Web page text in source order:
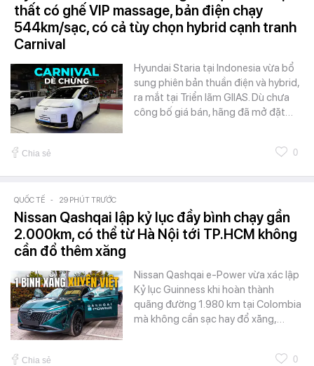
thất có ghế VIP massage, bản điện chạy
544km/sạc, có cả tùy chọn hybrid cạnh tranh
Carnival
Hyundai Staria tại Indonesia vừa bổ
sung phiên bản thuần điện và hybrid,
ra mắt tại Triển lãm GIIAS. Dù chưa
công bố giá bán, hãng đã mở đặt…
Chia sẻ 0
QUỐC TẾ - 29 PHÚT TRƯỚC
Nissan Qashqai lập kỷ lục đầy bình chạy gần
2.000km, có thể từ Hà Nội tới TP.HCM không
cần đổ thêm xăng
Nissan Qashqai e-Power vừa xác lập
Kỷ lục Guinness khi hoàn thành
quãng đường 1.980 km tại Colombia
mà không cần sạc hay đổ xăng,…
Chia sẻ 0